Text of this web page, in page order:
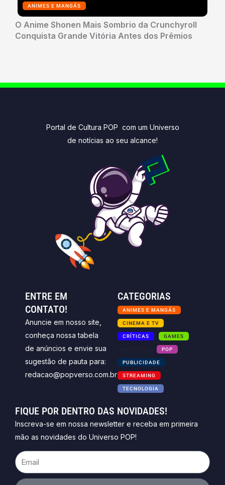
ANIMES E MANGÁS
O Anime Shonen Mais Sombrio da Crunchyroll
Conquista Grande Vitória Antes dos Prêmios
Portal de Cultura POP com um Universo
de notícias ao seu alcance!
ENTRE EM
CONTATO!
Anuncie em nosso site,
conheça nossa tabela
de anúncios e envie sua
sugestão de pauta para:
redacao@popverso.com.br
CATEGORIAS
ANIMES E MANGÁS
CINEMA E TV
CRÍTICAS GAMES
POP
PUBLICIDADE
STREAMING
TECNOLOGIA
FIQUE POR DENTRO DAS NOVIDADES!
Inscreva-se em nossa newsletter e receba em primeira
mão as novidades do Universo POP!
Email